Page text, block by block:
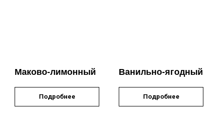
Маково-лимонный
Подробнее
Ванильно-ягодный
Подробнее